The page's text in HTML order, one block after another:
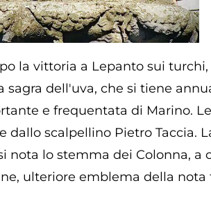
la vittoria a Lepanto sui
dell'uva, che si tiene
e frequentata di Marino.
scalpellino Pietro Taccia.
nota lo stemma dei Colonna,
ulteriore emblema della nota